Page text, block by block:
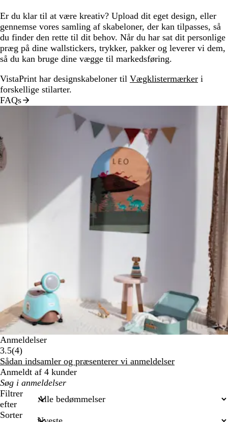
Er du klar til at være kreativ? Upload dit eget design, eller
gennemse vores samling af skabeloner, der kan tilpasses, så
du finder den rette til dit behov. Når du har sat dit personlige
præg på dine wallstickers, trykker, pakker og leverer vi dem,
så du kan bruge dine vægge til markedsføring.
VistaPrint har designskabeloner til Vægklistermærker i
forskellige stilarter.
FAQs
Anmeldelser
3.5(44
anmeldelser
)
Sådan indsamler og præsenterer vi anmeldelser
Anmeldt af 4 kunder
Min
søgetekst
Filtrer
efter
Sorter